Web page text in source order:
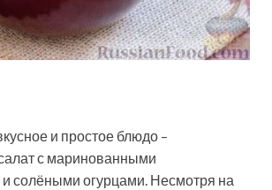
и простое блюдо –
с маринованными
солёными огурцами. Несмотря на